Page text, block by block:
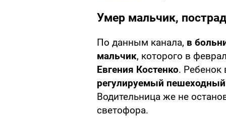
Умер мальчик,
По данным канала, в
мальчик, которого в
Евгения Костенко. Ребенок
регулируемый
Водительница же не
светофора.